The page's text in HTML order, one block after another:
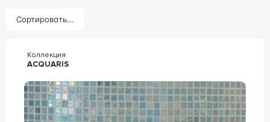
Сортировать...
Коллекция
ACQUARIS